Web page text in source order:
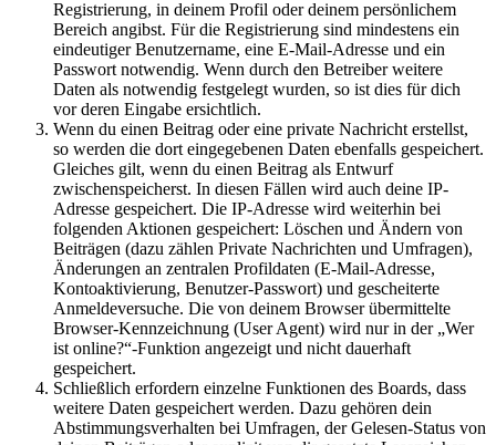
Registrierung, in deinem Profil oder deinem persönlichem
Bereich angibst. Für die Registrierung sind mindestens ein
eindeutiger Benutzername, eine E-Mail-Adresse und ein
Passwort notwendig. Wenn durch den Betreiber weitere
Daten als notwendig festgelegt wurden, so ist dies für dich
vor deren Eingabe ersichtlich.
Wenn du einen Beitrag oder eine private Nachricht erstellst,
so werden die dort eingegebenen Daten ebenfalls gespeichert.
Gleiches gilt, wenn du einen Beitrag als Entwurf
zwischenspeicherst. In diesen Fällen wird auch deine IP-
Adresse gespeichert. Die IP-Adresse wird weiterhin bei
folgenden Aktionen gespeichert: Löschen und Ändern von
Beiträgen (dazu zählen Private Nachrichten und Umfragen),
Änderungen an zentralen Profildaten (E-Mail-Adresse,
Kontoaktivierung, Benutzer-Passwort) und gescheiterte
Anmeldeversuche. Die von deinem Browser übermittelte
Browser-Kennzeichnung (User Agent) wird nur in der „Wer
ist online?“-Funktion angezeigt und nicht dauerhaft
gespeichert.
Schließlich erfordern einzelne Funktionen des Boards, dass
weitere Daten gespeichert werden. Dazu gehören dein
Abstimmungsverhalten bei Umfragen, der Gelesen-Status von